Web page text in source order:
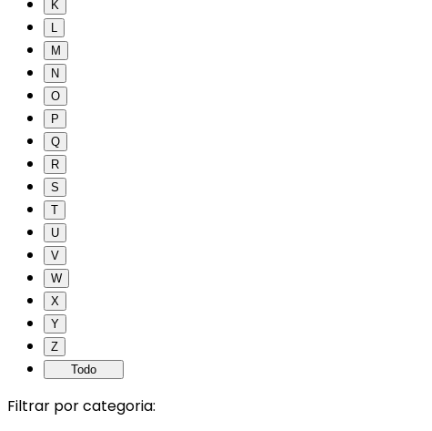
K
L
M
N
O
P
Q
R
S
T
U
V
W
X
Y
Z
Todo
Filtrar por categoria: